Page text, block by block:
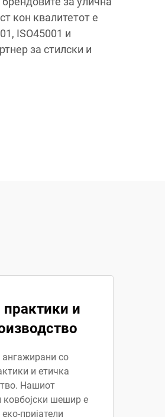
кон квалитетот е
ISO45001 и
за стилски и
и
ангажирани со
и етичка
Нашиот
ковбојски шешир е
пријатели